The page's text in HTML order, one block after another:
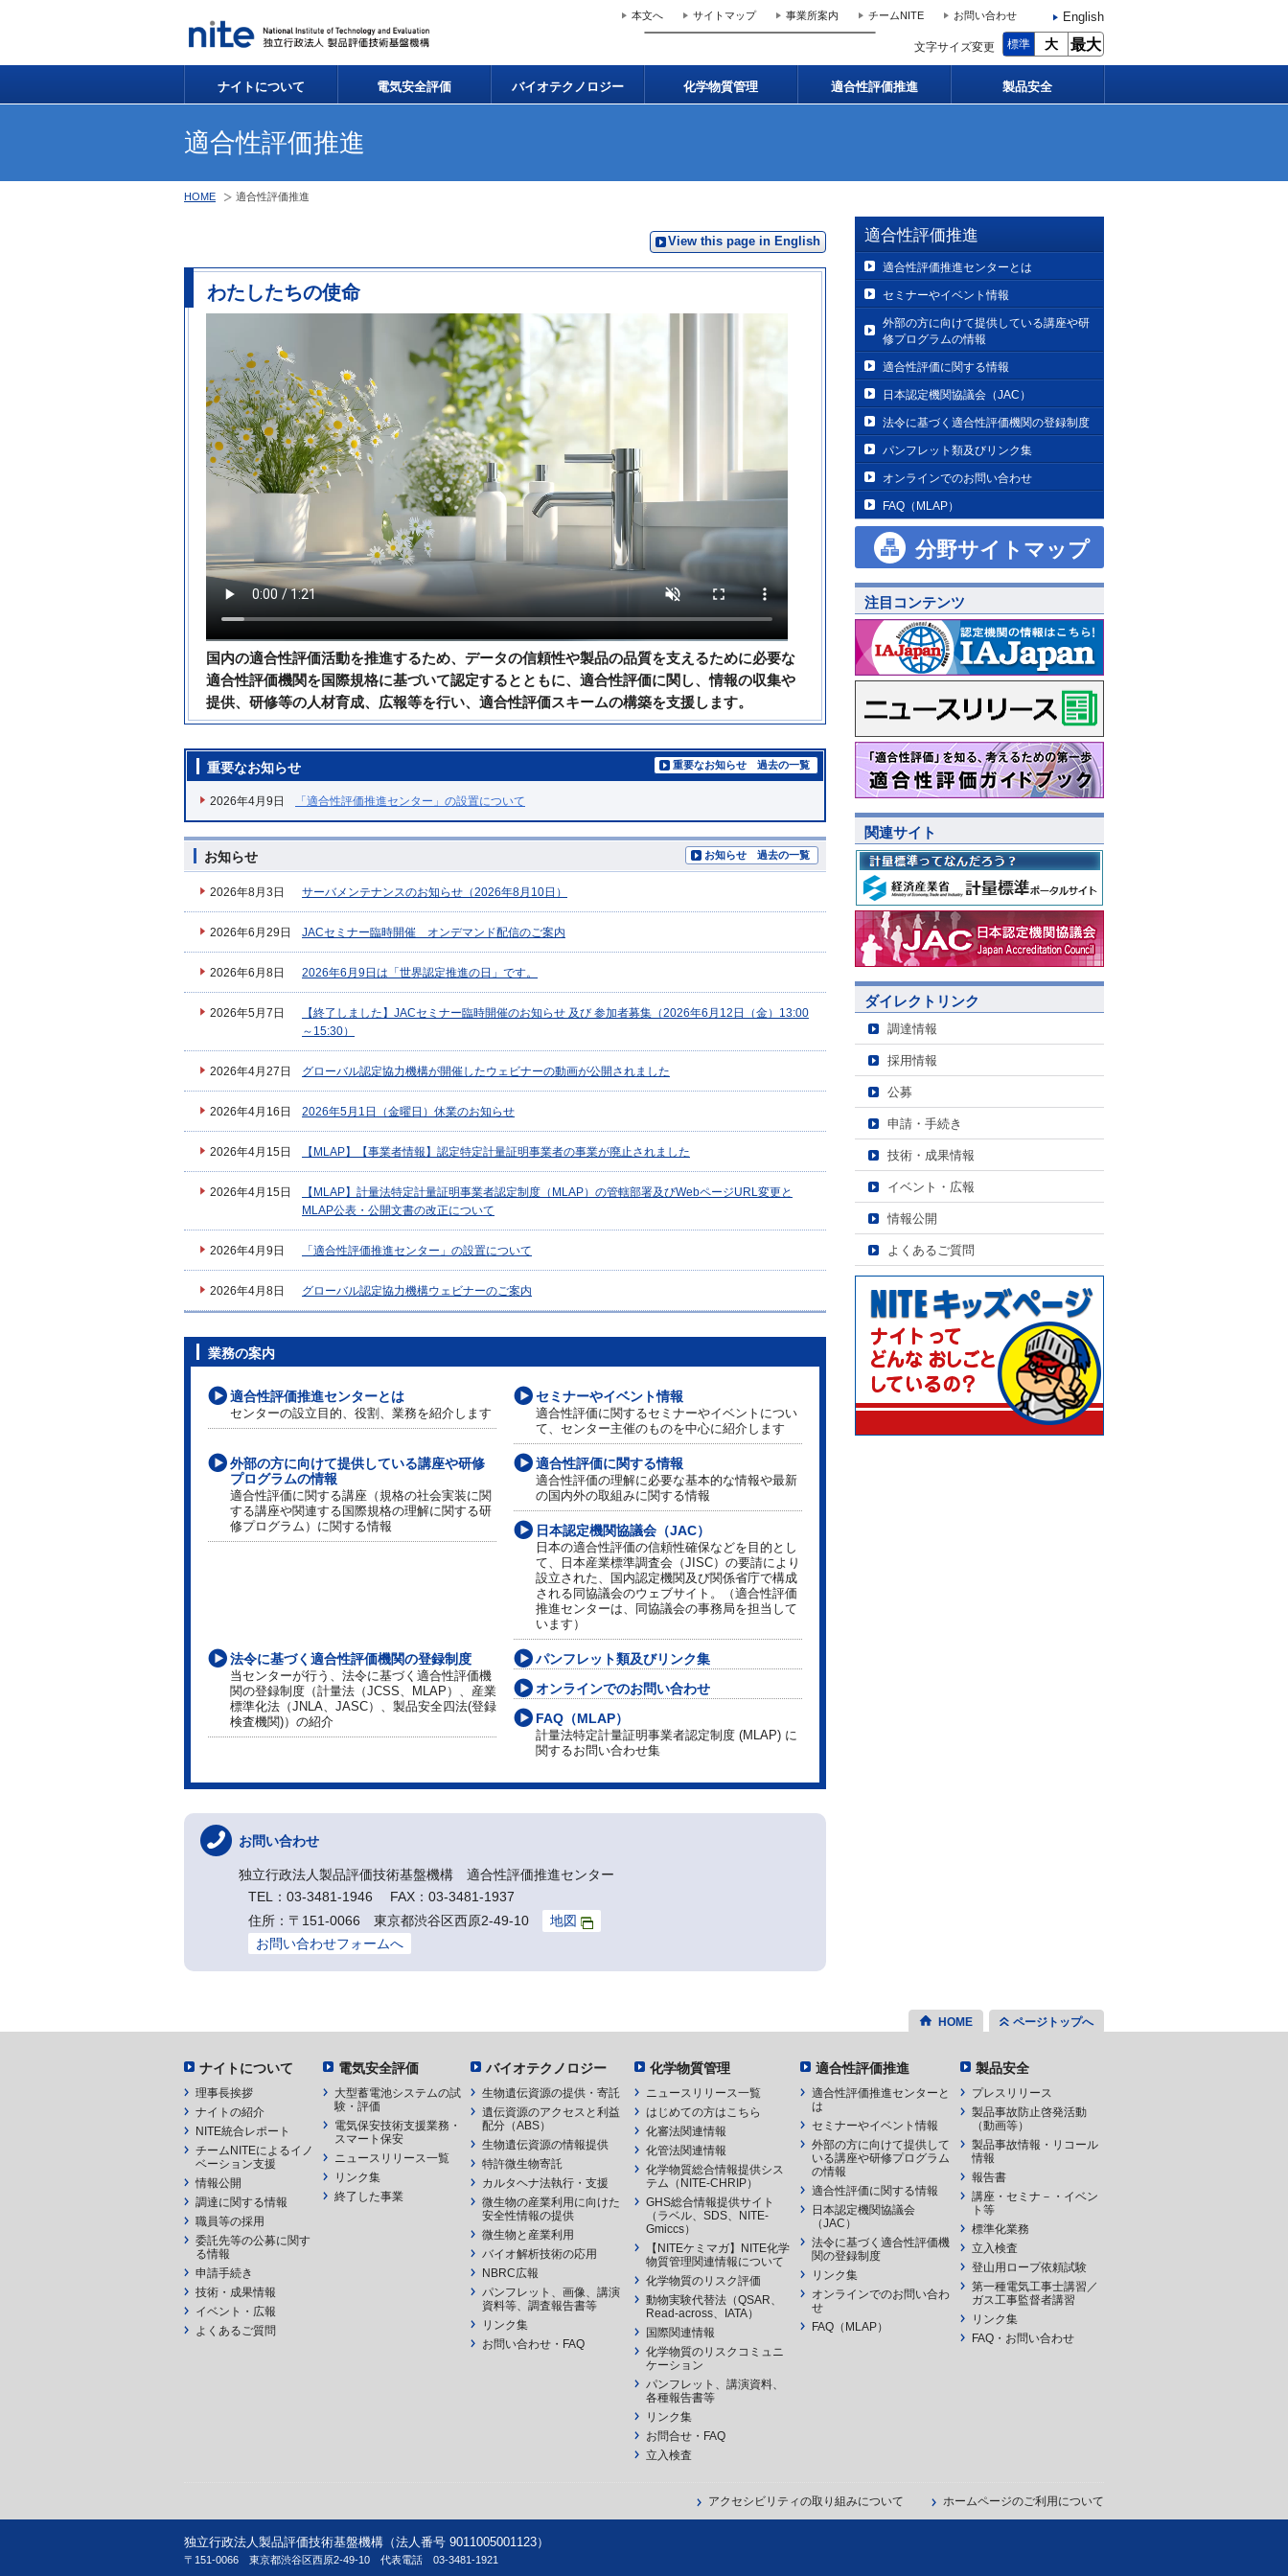
本文へ サイトマップ 事業所案内 チームNITE お問い合わせ English
文字サイズ変更 標準 大 最大
ナイトについて 電気安全評価 バイオテクノロジー 化学物質管理 適合性評価推進 製品安全
適合性評価推進
HOME 適合性評価推進
View this page in English
わたしたちの使命
国内の適合性評価活動を推進するため、データの信頼性や製品の品質を支えるために必要な
適合性評価機関を国際規格に基づいて認定するとともに、適合性評価に関し、情報の収集や
提供、研修等の人材育成、広報等を行い、適合性評価スキームの構築を支援します。
重要なお知らせ 重要なお知らせ 過去の一覧
2026年4月9日 「適合性評価推進センター」の設置について
お知らせ お知らせ 過去の一覧
2026年8月3日 サーバメンテナンスのお知らせ（2026年8月10日）
2026年6月29日 JACセミナー臨時開催 オンデマンド配信のご案内
2026年6月8日 2026年6月9日は「世界認定推進の日」です。
2026年5月7日
【終了しました】JACセミナー臨時開催のお知らせ 及び 参加者募集（2026年6月12日（金）13:00
～15:30）
2026年4月27日 グローバル認定協力機構が開催したウェビナーの動画が公開されました
2026年4月16日 2026年5月1日（金曜日）休業のお知らせ
2026年4月15日 【MLAP】【事業者情報】認定特定計量証明事業者の事業が廃止されました
2026年4月15日
【MLAP】計量法特定計量証明事業者認定制度（MLAP）の管轄部署及びWebページURL変更と
MLAP公表・公開文書の改正について
2026年4月9日 「適合性評価推進センター」の設置について
2026年4月8日 グローバル認定協力機構ウェビナーのご案内
業務の案内
適合性評価推進センターとは
センターの設立目的、役割、業務を紹介します
セミナーやイベント情報
適合性評価に関するセミナーやイベントについ
て、センター主催のものを中心に紹介します
外部の方に向けて提供している講座や研修
プログラムの情報
適合性評価に関する講座（規格の社会実装に関
する講座や関連する国際規格の理解に関する研
修プログラム）に関する情報
適合性評価に関する情報
適合性評価の理解に必要な基本的な情報や最新
の国内外の取組みに関する情報
日本認定機関協議会（JAC）
日本の適合性評価の信頼性確保などを目的とし
て、日本産業標準調査会（JISC）の要請により
設立された、国内認定機関及び関係省庁で構成
される同協議会のウェブサイト。（適合性評価
推進センターは、同協議会の事務局を担当して
います）
法令に基づく適合性評価機関の登録制度
当センターが行う、法令に基づく適合性評価機
関の登録制度（計量法（JCSS、MLAP）、産業
標準化法（JNLA、JASC）、製品安全四法(登録
検査機関)）の紹介
パンフレット類及びリンク集
オンラインでのお問い合わせ
FAQ（MLAP）
計量法特定計量証明事業者認定制度 (MLAP) に
関するお問い合わせ集
お問い合わせ
独立行政法人製品評価技術基盤機構 適合性評価推進センター
TEL：03-3481-1946 FAX：03-3481-1937
住所：〒151-0066 東京都渋谷区西原2-49-10
地図
お問い合わせフォームへ
適合性評価推進
適合性評価推進センターとは
セミナーやイベント情報
外部の方に向けて提供している講座や研
修プログラムの情報
適合性評価に関する情報
日本認定機関協議会（JAC）
法令に基づく適合性評価機関の登録制度
パンフレット類及びリンク集
オンラインでのお問い合わせ
FAQ（MLAP）
分野サイトマップ
注目コンテンツ
関連サイト
ダイレクトリンク
調達情報
採用情報
公募
申請・手続き
技術・成果情報
イベント・広報
情報公開
よくあるご質問
HOME ページトップへ
ナイトについて
理事長挨拶
ナイトの紹介
NITE統合レポート
チームNITEによるイノ
ベーション支援
情報公開
調達に関する情報
職員等の採用
委託先等の公募に関す
る情報
申請手続き
技術・成果情報
イベント・広報
よくあるご質問
電気安全評価
大型蓄電池システムの試
験・評価
電気保安技術支援業務・
スマート保安
ニュースリリース一覧
リンク集
終了した事業
バイオテクノロジー
生物遺伝資源の提供・寄託
遺伝資源のアクセスと利益
配分（ABS）
生物遺伝資源の情報提供
特許微生物寄託
カルタヘナ法執行・支援
微生物の産業利用に向けた
安全性情報の提供
微生物と産業利用
バイオ解析技術の応用
NBRC広報
パンフレット、画像、講演
資料等、調査報告書等
リンク集
お問い合わせ・FAQ
化学物質管理
ニュースリリース一覧
はじめての方はこちら
化審法関連情報
化管法関連情報
化学物質総合情報提供シス
テム（NITE-CHRIP）
GHS総合情報提供サイト
（ラベル、SDS、NITE-
Gmiccs）
【NITEケミマガ】NITE化学
物質管理関連情報について
化学物質のリスク評価
動物実験代替法（QSAR、
Read-across、IATA）
国際関連情報
化学物質のリスクコミュニ
ケーション
パンフレット、講演資料、
各種報告書等
リンク集
お問合せ・FAQ
立入検査
適合性評価推進
適合性評価推進センターと
は
セミナーやイベント情報
外部の方に向けて提供して
いる講座や研修プログラム
の情報
適合性評価に関する情報
日本認定機関協議会
（JAC）
法令に基づく適合性評価機
関の登録制度
リンク集
オンラインでのお問い合わ
せ
FAQ（MLAP）
製品安全
プレスリリース
製品事故防止啓発活動
（動画等）
製品事故情報・リコール
情報
報告書
講座・セミナ－・イベン
ト等
標準化業務
立入検査
登山用ロープ依頼試験
第一種電気工事士講習／
ガス工事監督者講習
リンク集
FAQ・お問い合わせ
アクセシビリティの取り組みについて ホームページのご利用について
独立行政法人製品評価技術基盤機構（法人番号 9011005001123）
〒151-0066 東京都渋谷区西原2-49-10
代表電話 03-3481-1921